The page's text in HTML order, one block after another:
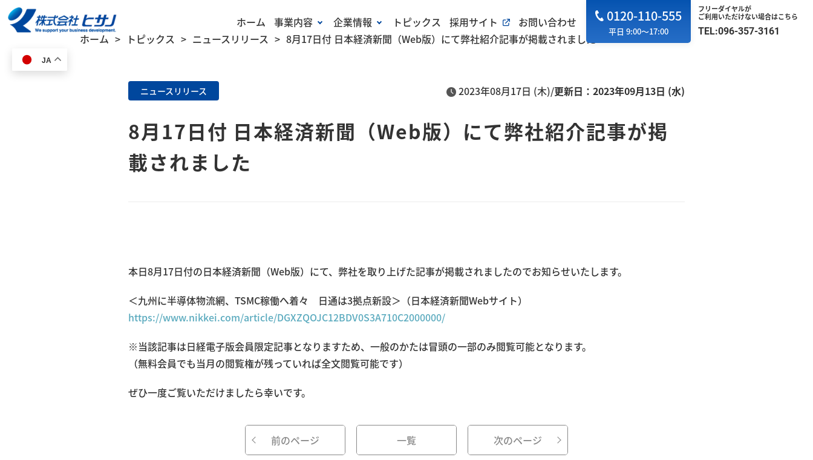
JA
ホーム 事業内容 企業情報 トピックス 採用サイト お問い合わせ 0120-110-555
平日 9:00～17:00
フリーダイヤルが
ご利用いただけない場合はこちら
TEL:096-357-3161
ホーム トピックス ニュースリリース 8月17日付 日本経済新聞（Web版）にて弊社紹介記事が掲載されました
ニュースリリース 2023年08月17日 (木)/更新日：2023年09月13日 (水)
8月17日付 日本経済新聞（Web版）にて弊社紹介記事が掲
載されました
本日8月17日付の日本経済新聞（Web版）にて、弊社を取り上げた記事が掲載されましたのでお知らせいたします。
＜九州に半導体物流網、TSMC稼働へ着々 日通は3拠点新設＞（日本経済新聞Webサイト）
https://www.nikkei.com/article/DGXZQOJC12BDV0S3A710C2000000/
※当該記事は日経電子版会員限定記事となりますため、一般のかたは冒頭の一部のみ閲覧可能となります。
（無料会員でも当月の閲覧権が残っていれば全文閲覧可能です）
ぜひ一度ご覧いただけましたら幸いです。
前のページ 一覧 次のページ